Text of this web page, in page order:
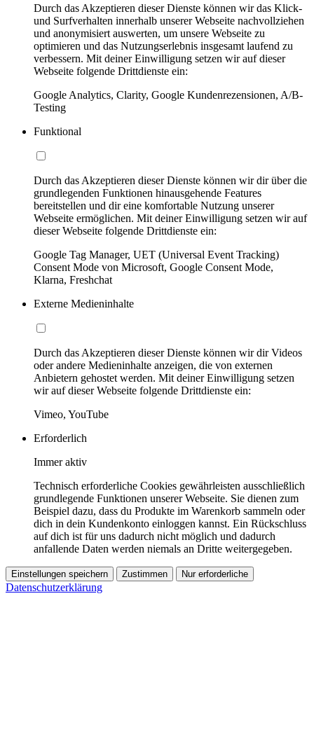
Durch das Akzeptieren dieser Dienste können wir das Klick-
und Surfverhalten innerhalb unserer Webseite nachvollziehen
und anonymisiert auswerten, um unsere Webseite zu
optimieren und das Nutzungserlebnis insgesamt laufend zu
verbessern. Mit deiner Einwilligung setzen wir auf dieser
Webseite folgende Drittdienste ein:
Google Analytics, Clarity, Google Kundenrezensionen, A/B-
Testing
Funktional
Durch das Akzeptieren dieser Dienste können wir dir über die
grundlegenden Funktionen hinausgehende Features
bereitstellen und dir eine komfortable Nutzung unserer
Webseite ermöglichen. Mit deiner Einwilligung setzen wir auf
dieser Webseite folgende Drittdienste ein:
Google Tag Manager, UET (Universal Event Tracking)
Consent Mode von Microsoft, Google Consent Mode,
Klarna, Freshchat
Externe Medieninhalte
Durch das Akzeptieren dieser Dienste können wir dir Videos
oder andere Medieninhalte anzeigen, die von externen
Anbietern gehostet werden. Mit deiner Einwilligung setzen
wir auf dieser Webseite folgende Drittdienste ein:
Vimeo, YouTube
Erforderlich
Immer aktiv
Technisch erforderliche Cookies gewährleisten ausschließlich
grundlegende Funktionen unserer Webseite. Sie dienen zum
Beispiel dazu, dass du Produkte im Warenkorb sammeln oder
dich in dein Kundenkonto einloggen kannst. Ein Rückschluss
auf dich ist für uns dadurch nicht möglich und dadurch
anfallende Daten werden niemals an Dritte weitergegeben.
Einstellungen speichern Zustimmen Nur erforderliche
Datenschutzerklärung